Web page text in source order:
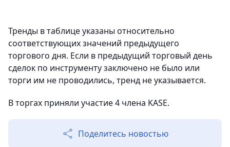
Тренды в таблице указаны относительно
соответствующих значений предыдущего
торгового дня. Если в предыдущий торговый день
сделок по инструменту заключено не было или
торги им не проводились, тренд не указывается.
В торгах приняли участие 4 члена KASE.
Поделитесь новостью